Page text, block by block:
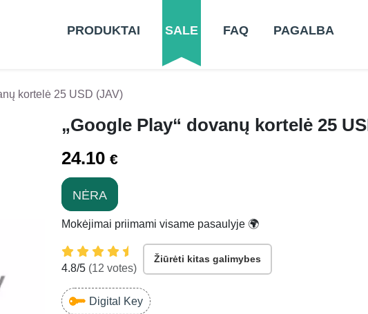
PRODUKTAI SALE FAQ PAGALBA
kortelė 25 USD (JAV)
„Google Play“ dovanų kortelė 25
24.10 €
NĖRA
Mokėjimai priimami visame pasaulyje 🌍
4.8/5 (12 votes)
Žiūrėti kitas galimybes
Digital Key